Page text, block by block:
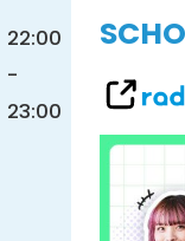
22:00
-
23:00